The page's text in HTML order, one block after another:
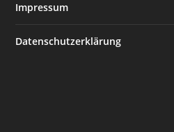
Impressum
Datenschutzerklärung